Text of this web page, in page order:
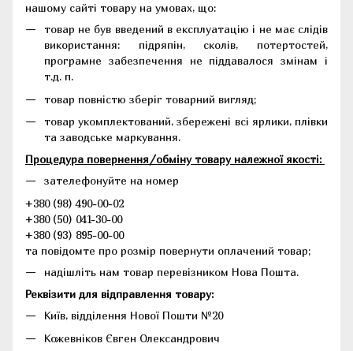
нашому сайті товару на умовах, що:
товар не був введений в експлуатацію і не має слідів
використання: підряпін, сколів, потертостей,
програмне забезпечення не піддавалося змінам і
т.д. п.
товар повністю зберіг товарний вигляд;
товар укомплектований, збережені всі ярлики, плівки
та заводське маркування.
Процедура повернення/обміну товару належної якості:
зателефонуйте на номер
+380 (98) 490-00-02
+380 (50) 041-30-00
+380 (93) 895-00-00
та повідомте про розмір повернути оплачений товар;
надішліть нам товар перевізником Нова Пошта.
Реквізити для відправлення товару:
Київ, відділення Нової Пошти №20
Кожевніков Євген Олександрович